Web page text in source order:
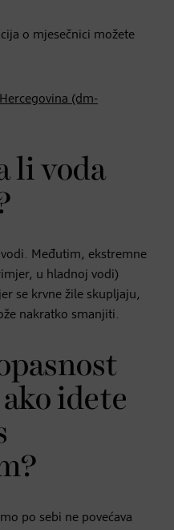
o mjesečnici možete
(dm-
li voda
Međutim, ekstremne
u hladnoj vodi)
se krvne žile skupljaju,
nakratko smanjiti.
idete
po sebi ne povećava